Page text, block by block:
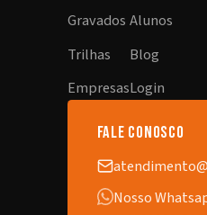
Gravados
Trilhas
Empresas
Alunos
Blog
Login
fale conosco
Nosso